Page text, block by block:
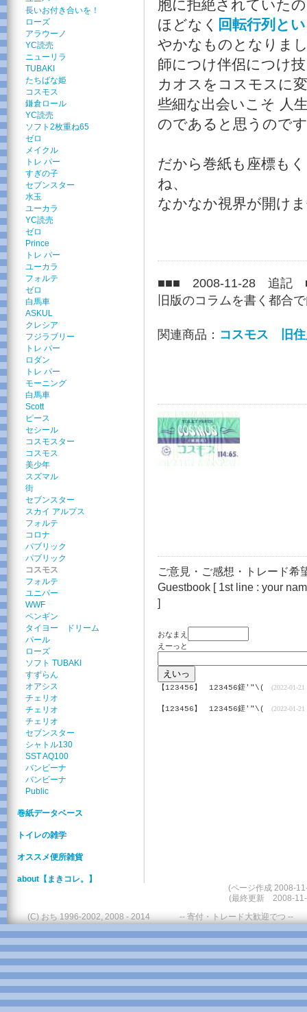
長いお付き合いを！
ローズ
アラウーノ
YC読売
ニューリラ
TUBAKI
たちばな姫
コスモス
鎌倉ロール
YC読売
ソフト2枚重ね65
ゼロ
メイクル
トレ パー
すぎの子
セブンスター
水玉
ユーカラ
YC読売
ゼロ
Prince
トレ パー
ユーカラ
フォルテ
ゼロ
白馬車
ASKUL
クレシア
フジラブリー
トレ パー
ロダン
トレ パー
モーニング
白馬車
Scott
ピース
セシール
コスモスター
コスモス
美少年
スズマル
街
セブンスター
スカイ アルプス
フォルテ
コロナ
パブリック
パブリック
コスモス
フォルテ
ユニパー
WWF
ペンギン
タイヨー ドリーム
パール
ローズ
ソフト TUBAKI
すずらん
オアシス
チェリオ
チェリオ
チェリオ
セブンスター
シャトル130
SST AQ100
バンビーナ
バンビーナ
Public
巻紙データベース
トイレの雑学
オススメ便所雑貨
about【まきコレ。】
胞に拒絶されていた
ほどなく 回転行列と
やかなものとなりま
師につけ伴侶につけ
カオスをコスモスに
些細な出会いこそ 人
のであると思うので
だから巻紙も座標も
ね、
なかなか視界が開け
■■■ 2008-11-28 追記
旧版のコラムを書く都合
関連商品： コスモス 旧住
ご意見・ご感想・トレード
Guestbook [ 1st line : your
]
おなまえ
えーっと
【123456】 123456鎈'"\( (2022-01-21
【123456】 123456鎈'"\( (2022-01-21
(ページ作成 2008-
(最終更新 2008-
(C) おち 1996-2002, 2008 - 2014
-- 寄付・トレード大歓迎でつ --